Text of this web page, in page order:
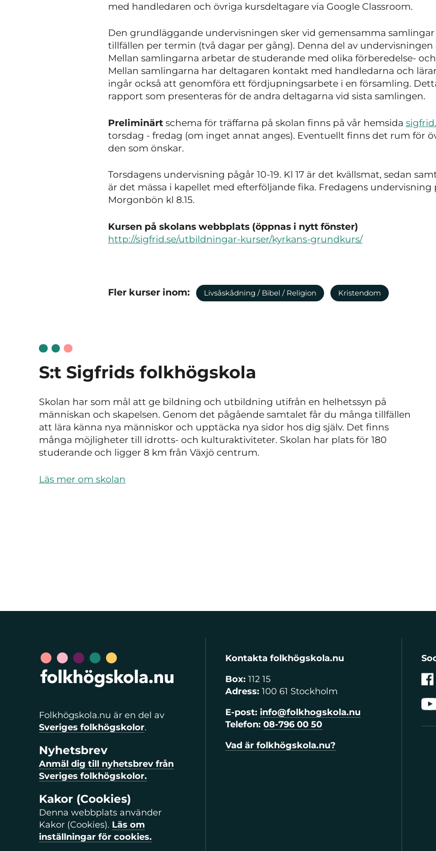
med handledaren och övriga kursdeltagare via Google Classroom.
Den grundläggande undervisningen sker vid gemensamma
tillfällen per termin (två dagar per gång). Denna del av undervisningen
Mellan samlingarna arbetar de studerande med olika förberedelse-
Mellan samlingarna har deltagaren kontakt med handledarna och
ingår också att genomföra ett fördjupningsarbete i en församling.
rapport som presenteras för de andra deltagarna vid sista samlingen.
Preliminärt schema för träffarna på skolan finns på vår hemsida
torsdag - fredag (om inget annat anges). Eventuellt finns det rum för
den som önskar.
Torsdagens undervisning pågår 10-19. Kl 17 är det kvällsmat, sedan
är det mässa i kapellet med efterföljande fika. Fredagens undervisning
Morgonbön kl 8.15.
Kursen på skolans webbplats (öppnas i nytt fönster)
http://sigfrid.se/utbildningar-kurser/kyrkans-grundkurs/
Fler kurser inom: Livsåskådning / Bibel / Religion Kristendom
S:t Sigfrids folkhögskola
Skolan har som mål att ge bildning och utbildning utifrån en helhetssyn på
människan och skapelsen. Genom det pågående samtalet får du många tillfällen
att lära känna nya människor och upptäcka nya sidor hos dig själv. Det finns
många möjligheter till idrotts- och kulturaktiviteter. Skolan har plats för 180
studerande och ligger 8 km från Växjö centrum.
Läs mer om skolan
Folkhögskola.nu är en del av
Sveriges folkhögskolor.
Nyhetsbrev
Anmäl dig till nyhetsbrev från
Sveriges folkhögskolor.
Kakor (Cookies)
Denna webbplats använder
Kakor (Cookies). Läs om
inställningar för cookies.
Kontakta folkhögskola.nu
Box:112 15
Adress: 100 61 Stockholm
E-post: info@folkhogskola.nu
Telefon: 08-796 00 50
Vad är folkhögskola.nu?